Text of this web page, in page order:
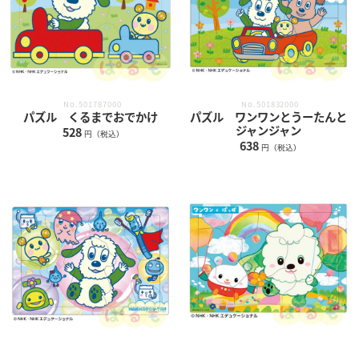
No.501787000
パズル くるまでおでかけ
528 円（税込）
No.501832000
パズル ワンワンとうーたんと
ジャンジャン
638 円（税込）